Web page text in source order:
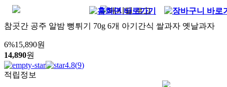
참곳간 공주 알밤 뻥튀기 70g 6개 아기간식 쌀과자 옛날과자
6%15,890원
14,890원
4.8(9)
적립정보